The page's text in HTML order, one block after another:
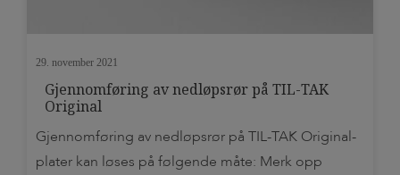
29. november 2021
Gjennomføring av nedløpsrør på TIL-TAK
Original
Gjennomføring av nedløpsrør på TIL-TAK Original-
plater kan løses på følgende måte: Merk opp